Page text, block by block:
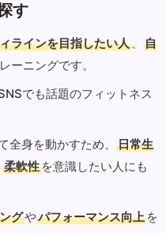
す
ラインを目指したい人 、
自
ーニングです。
でも話題のフィットネス
身を動かすため、
日常生
柔軟性 を意識したい人にも
グやパフォーマンス向上 を